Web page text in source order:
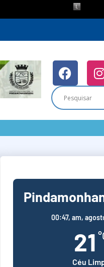
00:47, am,
21
Céu